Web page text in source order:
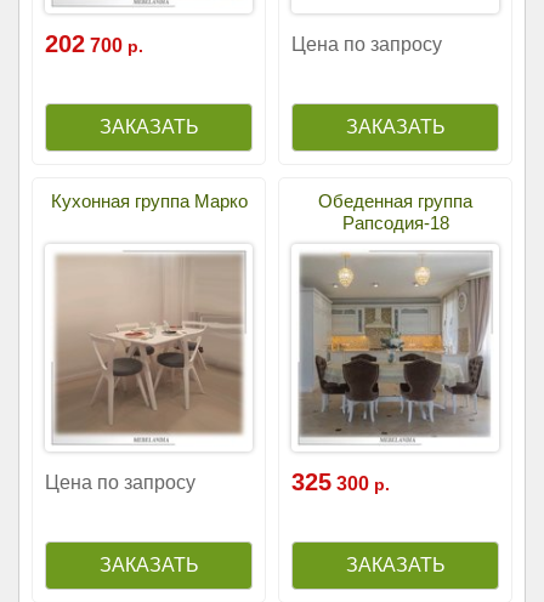
202 700 р. Цена по запросу
Кухонная группа Марко
Цена по запросу
Обеденная группа
Рапсодия-18
325 300 р.